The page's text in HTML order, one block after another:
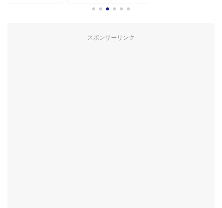
スポンサーリンク